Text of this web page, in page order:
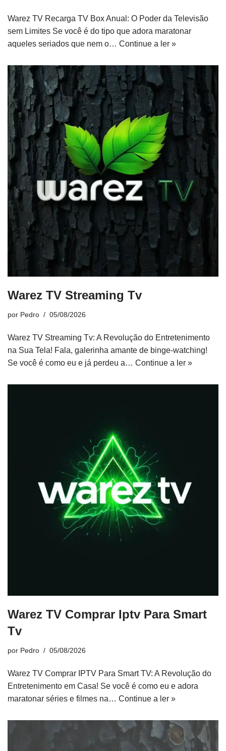
Warez TV Recarga TV Box Anual: O Poder da Televisão
sem Limites Se você é do tipo que adora maratonar
aqueles seriados que nem o… Continue a ler »
Warez TV Streaming Tv
por Pedro 05/08/2026
Warez TV Streaming Tv: A Revolução do Entretenimento
na Sua Tela! Fala, galerinha amante de binge-watching!
Se você é como eu e já perdeu a… Continue a ler »
Warez TV Comprar Iptv Para Smart
Tv
por Pedro 05/08/2026
Warez TV Comprar IPTV Para Smart TV: A Revolução do
Entretenimento em Casa! Se você é como eu e adora
maratonar séries e filmes na… Continue a ler »